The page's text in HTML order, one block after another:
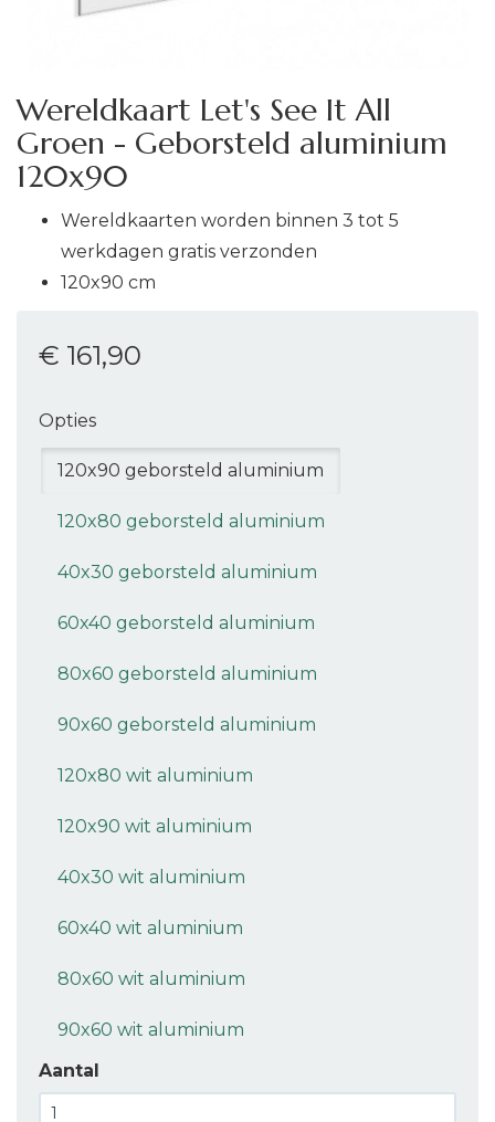
Wereldkaart Let's See It All
Groen - Geborsteld aluminium
120x90
Wereldkaarten worden binnen 3 tot 5
werkdagen gratis verzonden
120x90 cm
€ 161,90
Opties
120x90 geborsteld aluminium
120x80 geborsteld aluminium
40x30 geborsteld aluminium
60x40 geborsteld aluminium
80x60 geborsteld aluminium
90x60 geborsteld aluminium
120x80 wit aluminium
120x90 wit aluminium
40x30 wit aluminium
60x40 wit aluminium
80x60 wit aluminium
90x60 wit aluminium
Aantal